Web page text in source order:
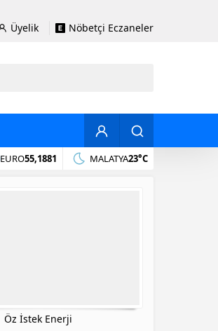
Üyelik Nöbetçi Eczaneler
EURO55,1881 MALATYA23°C
Öz İstek Enerji